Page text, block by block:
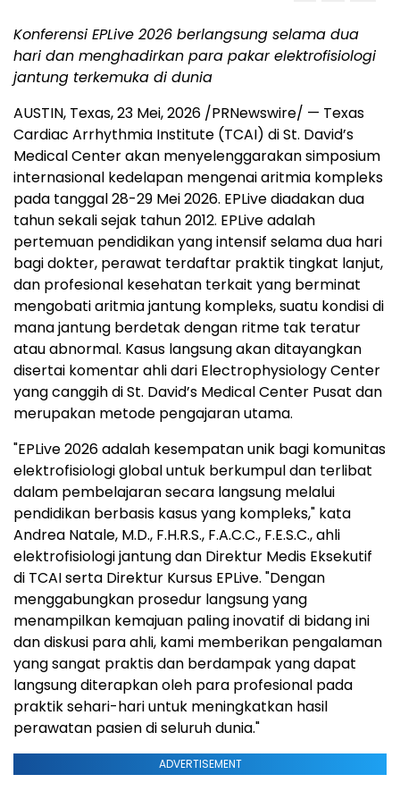
Konferensi EPLive 2026 berlangsung selama dua
hari dan menghadirkan para pakar elektrofisiologi
jantung terkemuka di dunia
AUSTIN, Texas,23 Mei, 2026 /PRNewswire/ — Texas
Cardiac Arrhythmia Institute (TCAI) di St. David’s
Medical Center akan menyelenggarakan simposium
internasional kedelapan mengenai aritmia kompleks
pada tanggal 28-29 Mei 2026. EPLive diadakan dua
tahun sekali sejak tahun 2012. EPLive adalah
pertemuan pendidikan yang intensif selama dua hari
bagi dokter, perawat terdaftar praktik tingkat lanjut,
dan profesional kesehatan terkait yang berminat
mengobati aritmia jantung kompleks, suatu kondisi di
mana jantung berdetak dengan ritme tak teratur
atau abnormal. Kasus langsung akan ditayangkan
disertai komentar ahli dari Electrophysiology Center
yang canggih di St. David’s Medical Center Pusat dan
merupakan metode pengajaran utama.
"EPLive 2026 adalah kesempatan unik bagi komunitas
elektrofisiologi global untuk berkumpul dan terlibat
dalam pembelajaran secara langsung melalui
pendidikan berbasis kasus yang kompleks," kata
Andrea Natale, M.D., F.H.R.S., F.A.C.C., F.E.S.C., ahli
elektrofisiologi jantung dan Direktur Medis Eksekutif
di TCAI serta Direktur Kursus EPLive. "Dengan
menggabungkan prosedur langsung yang
menampilkan kemajuan paling inovatif di bidang ini
dan diskusi para ahli, kami memberikan pengalaman
yang sangat praktis dan berdampak yang dapat
langsung diterapkan oleh para profesional pada
praktik sehari-hari untuk meningkatkan hasil
perawatan pasien di seluruh dunia."
ADVERTISEMENT